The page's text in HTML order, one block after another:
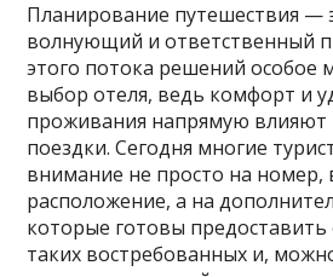
Планирование путешествия —
волнующий и ответственный
этого потока решений особое
выбор отеля, ведь комфорт и
проживания напрямую влияют
поездки. Сегодня многие
внимание не просто на номер,
расположение, а на
которые готовы
таких востребованных и,